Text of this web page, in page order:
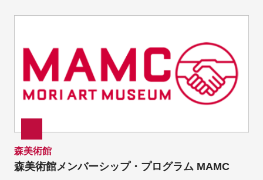
森美術館
森美術館メンバーシップ・プログラム MAMC